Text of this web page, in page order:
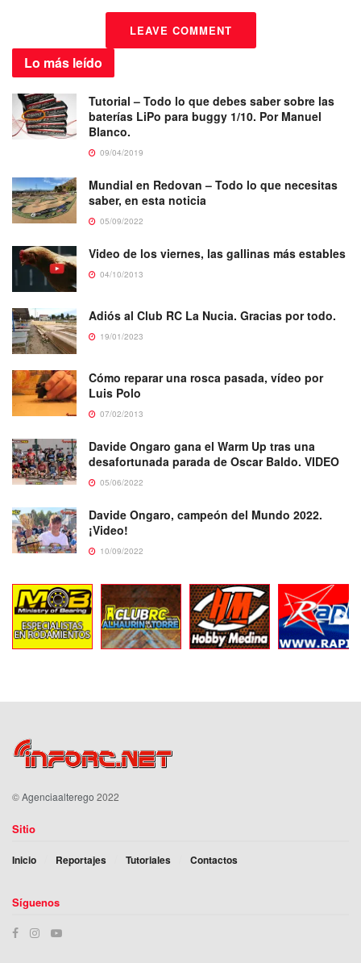
LEAVE COMMENT
Lo más leído
Tutorial – Todo lo que debes saber sobre las
baterías LiPo para buggy 1/10. Por Manuel
Blanco.
09/04/2019
Mundial en Redovan – Todo lo que necesitas
saber, en esta noticia
05/09/2022
Video de los viernes, las gallinas más estables
04/10/2013
Adiós al Club RC La Nucia. Gracias por todo.
19/01/2023
Cómo reparar una rosca pasada, vídeo por
Luis Polo
07/02/2013
Davide Ongaro gana el Warm Up tras una
desafortunada parada de Oscar Baldo. VIDEO
05/06/2022
Davide Ongaro, campeón del Mundo 2022.
¡Video!
10/09/2022
©Agenciaalterego 2022
Sitio
Inicio Reportajes Tutoriales Contactos
Síguenos